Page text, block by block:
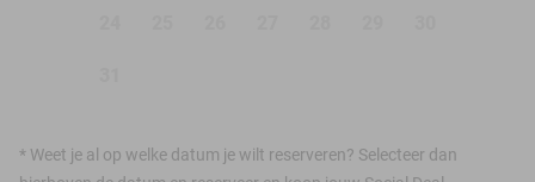
* Weet je al op welke datum je wilt reserveren? Selecteer dan